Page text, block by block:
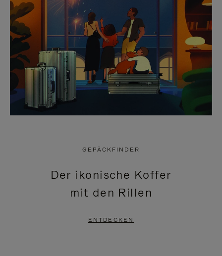
GEPÄCKFINDER
Der ikonische Koffer
mit den Rillen
ENTDECKEN